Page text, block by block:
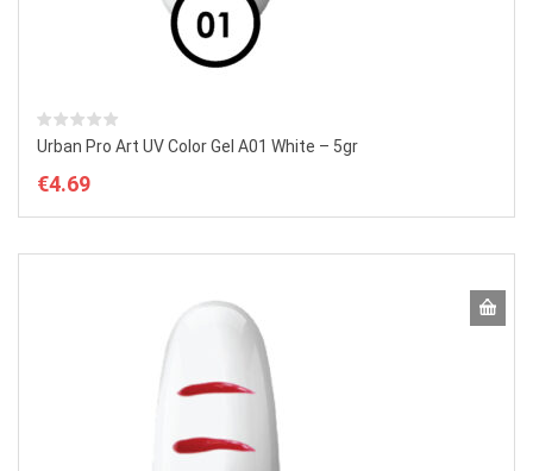
Urban Pro Art UV Color Gel A01 White – 5gr
€4.69